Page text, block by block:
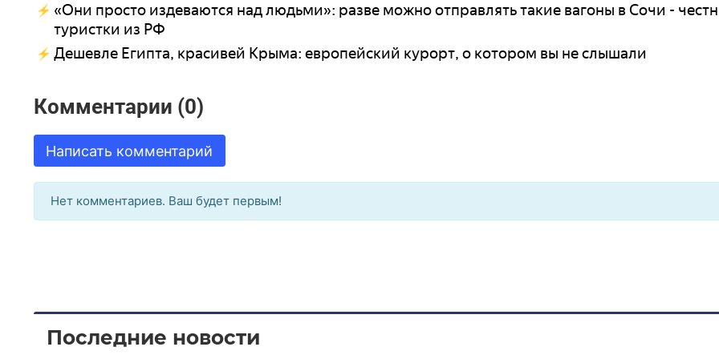
«Они просто издеваются над людьми»: разве можно отправлять такие вагоны в Сочи -
туристки из РФ
Дешевле Египта, красивей Крыма: европейский курорт, о котором вы не слышали
Комментарии (0)
Написать комментарий
Нет комментариев. Ваш будет первым!
Последние новости